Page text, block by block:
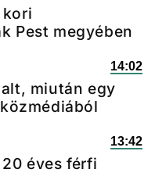
Pest megyében
14:02
miután egy
13:42
éves férfi